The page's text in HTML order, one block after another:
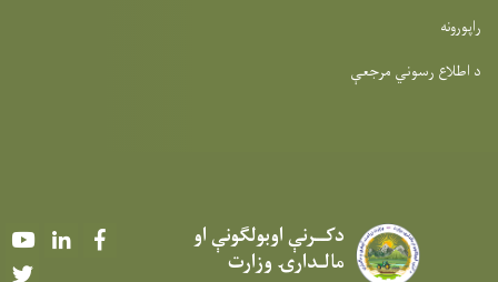
راپورونه
د اطلاع رسوني مرجعې
دکــرنې اوبولګونې او
مالـدارۍ وزارت
YoutubeLinkedIn